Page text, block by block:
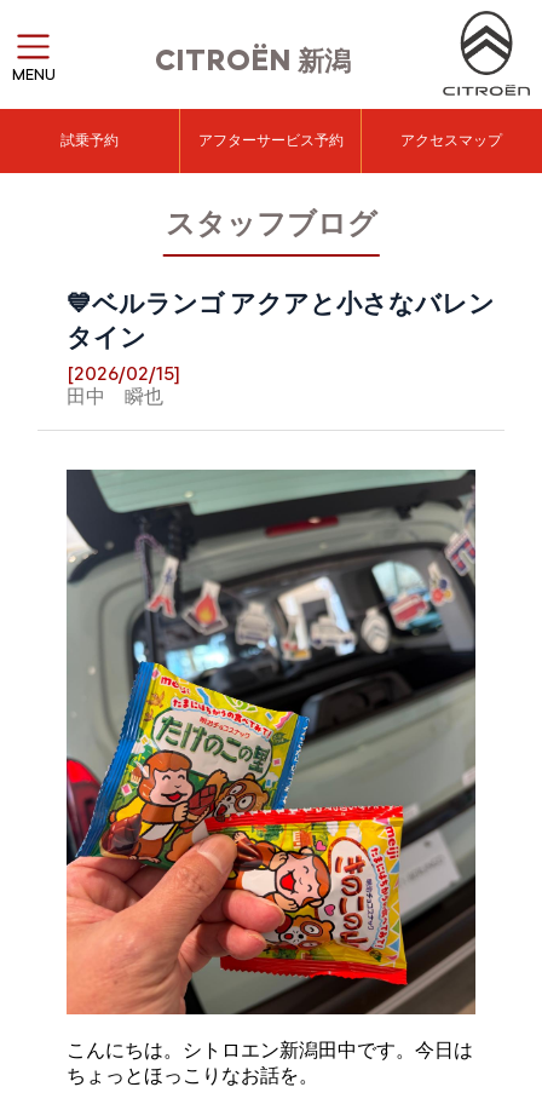
CITROËN 新潟
MENU
試乗予約 アフターサービス予約 アクセスマップ
スタッフブログ
💙ベルランゴ アクアと小さなバレン
タイン
[2026/02/15]
田中 瞬也
こんにちは。シトロエン新潟田中です。今日は
ちょっとほっこりなお話を。